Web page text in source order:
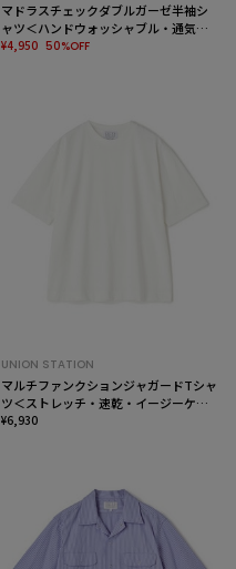
マドラスチェックダブルガーゼ半袖シ
ャツ＜ハンドウォッシャブル・通気性
＞
¥4,950 50%OFF
UNION STATION
マルチファンクションジャガードTシャ
ツ＜ストレッチ・速乾・イージーケ
ア・ハンドウォッシャブル・UVカッ
¥6,930